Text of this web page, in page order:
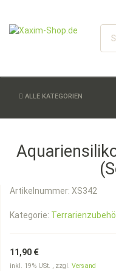
ALLE KATEGORIEN
Artikelnummer: XS342
Kategorie:
11,90 €
inkl. 19% USt. , zzgl. Versand